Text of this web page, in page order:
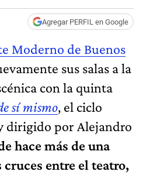
Agregar PERFIL en Google
Moderno de Buenos
sus salas a la
con la quinta
sí mismo, el ciclo
dirigido por Alejandro
hace más de una
entre el teatro,